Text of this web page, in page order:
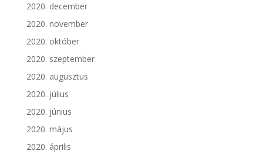
2020. december
2020. november
2020. október
2020. szeptember
2020. augusztus
2020. július
2020. június
2020. május
2020. április